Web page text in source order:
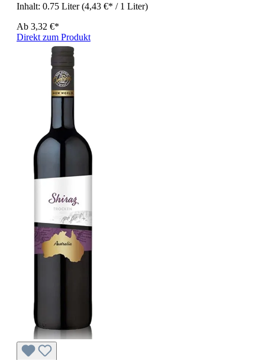
Inhalt: 0.75 Liter(4,43 €* / 1 Liter)
Ab 3,32 €*
Direkt zum Produkt